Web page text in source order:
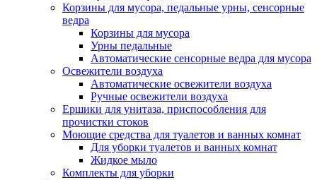
Корзины для мусора, педальные урны, сенсорные
ведра
Корзины для мусора
Урны педальные
Автоматические сенсорные ведра для мусора
Освежители воздуха
Автоматические освежители воздуха
Ручные освежители воздуха
Ершики для унитаза, приспособления для
прочистки стоков
Моющие средства для туалетов и ванных комнат
Для уборки туалетов и ванных комнат
Жидкое мыло
Комплекты для уборки